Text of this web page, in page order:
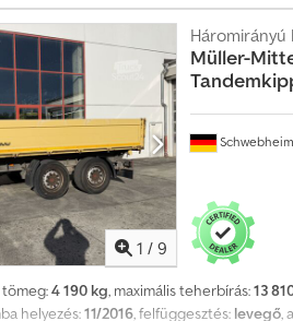
t
H
t
r
széles abroncsok, BILLENŐPLATÓ
hibákért, tévedésekért és
részletek: ! Chodpfx Amszrqhms Eja
1 / 9
Schwebheim
Müller-
tömeg:4 190 kg, maximális teherbírás:13
helyezés:11/2016 , felfüggesztés: levegő